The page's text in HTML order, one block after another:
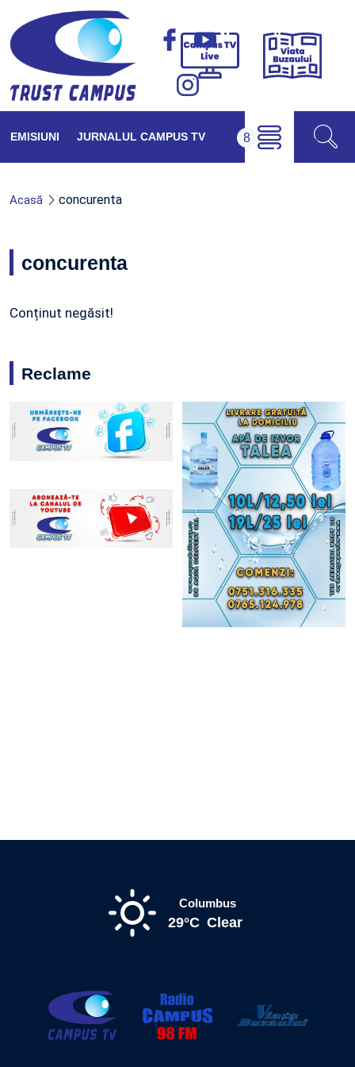
Campus
Viața
EMISIUNI JURNALUL CAMPUS TV
Acasă concurenta
concurenta
Conținut negăsit!
Reclame
Columbus
29°C Clear